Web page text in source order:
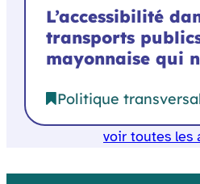
L’accessibilité
transports
mayonnaise qui
Politique
voir toutes les